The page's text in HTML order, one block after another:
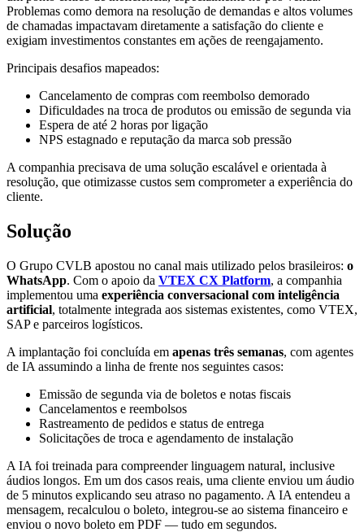
Problemas como demora na resolução de demandas e altos volumes
de chamadas impactavam diretamente a satisfação do cliente e
exigiam investimentos constantes em ações de reengajamento.
Principais desafios mapeados:
Cancelamento de compras com reembolso demorado
Dificuldades na troca de produtos ou emissão de segunda via
Espera de até 2 horas por ligação
NPS estagnado e reputação da marca sob pressão
A companhia precisava de uma solução escalável e orientada à
resolução, que otimizasse custos sem comprometer a experiência do
cliente.
Solução
O Grupo CVLB apostou no canal mais utilizado pelos brasileiros: o
WhatsApp. Com o apoio da VTEX CX Platform, a companhia
implementou uma experiência conversacional com inteligência
artificial, totalmente integrada aos sistemas existentes, como VTEX,
SAP e parceiros logísticos.
A implantação foi concluída em apenas três semanas, com agentes
de IA assumindo a linha de frente nos seguintes casos:
Emissão de segunda via de boletos e notas fiscais
Cancelamentos e reembolsos
Rastreamento de pedidos e status de entrega
Solicitações de troca e agendamento de instalação
A IA foi treinada para compreender linguagem natural, inclusive
áudios longos. Em um dos casos reais, uma cliente enviou um áudio
de 5 minutos explicando seu atraso no pagamento. A IA entendeu a
mensagem, recalculou o boleto, integrou-se ao sistema financeiro e
enviou o novo boleto em PDF — tudo em segundos.